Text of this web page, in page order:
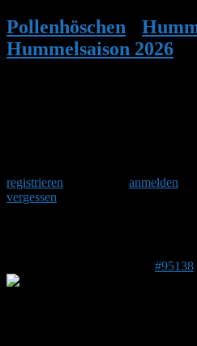
Pollenhöschen
Hummelsaison 2026
registrieren
anmelden
vergessen
#95138